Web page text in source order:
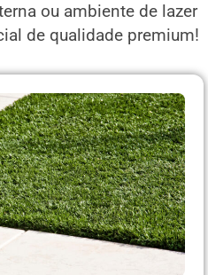
ou ambiente de lazer
de qualidade premium!